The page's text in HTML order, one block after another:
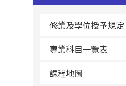
修業及學位授予規定
專業科目一覽表
課程地圖